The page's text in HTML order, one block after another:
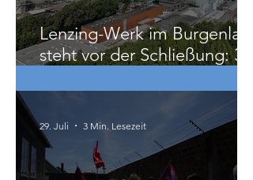
Lenzing-Werk im Burgenland
Beschäftigte betroffen